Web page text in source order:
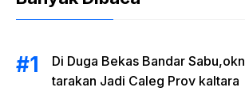
Di Duga Bekas Bandar
tarakan Jadi Caleg Prov kaltara